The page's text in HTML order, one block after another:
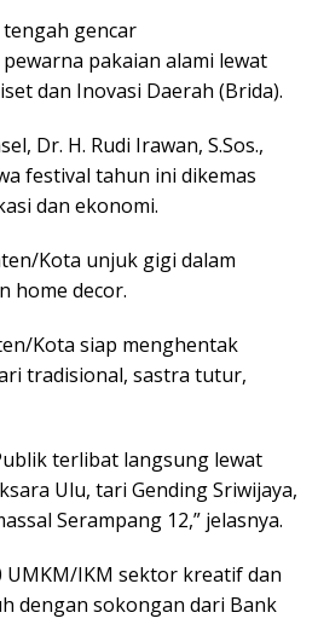
gencar
pakaian alami lewat
dan Inovasi Daerah (Brida).
Dr. H. Rudi Irawan, S.Sos.,
festival tahun ini dikemas
dan ekonomi.
Kota unjuk gigi dalam
home decor.
Kota siap menghentak
tradisional, sastra tutur,
terlibat langsung lewat
Ulu, tari Gending Sriwijaya,
Serampang 12,” jelasnya.
UMKM/IKM sektor kreatif dan
dengan sokongan dari Bank